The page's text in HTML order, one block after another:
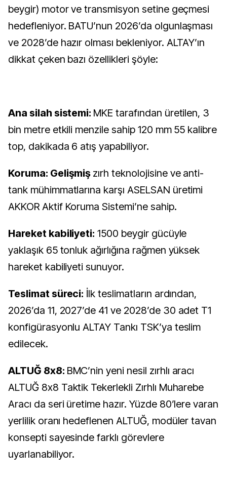
beygir) motor ve transmisyon setine geçmesi
hedefleniyor. BATU’nun 2026’da olgunlaşması
ve 2028’de hazır olması bekleniyor. ALTAY’ın
dikkat çeken bazı özellikleri şöyle:
Ana silah sistemi: MKE tarafından üretilen, 3
bin metre etkili menzile sahip 120 mm 55 kalibre
top, dakikada 6 atış yapabiliyor.
Koruma: Gelişmiş zırh teknolojisine ve anti-
tank mühimmatlarına karşı ASELSAN üretimi
AKKOR Aktif Koruma Sistemi’ne sahip.
Hareket kabiliyeti: 1500 beygir gücüyle
yaklaşık 65 tonluk ağırlığına rağmen yüksek
hareket kabiliyeti sunuyor.
Teslimat süreci: İlk teslimatların ardından,
2026’da 11, 2027’de 41 ve 2028’de 30 adet T1
konfigürasyonlu ALTAY Tankı TSK’ya teslim
edilecek.
ALTUĞ 8x8: BMC’nin yeni nesil zırhlı aracı
ALTUĞ 8x8 Taktik Tekerlekli Zırhlı Muharebe
Aracı da seri üretime hazır. Yüzde 80’lere varan
yerlilik oranı hedeflenen ALTUĞ, modüler tavan
konsepti sayesinde farklı görevlere
uyarlanabiliyor.